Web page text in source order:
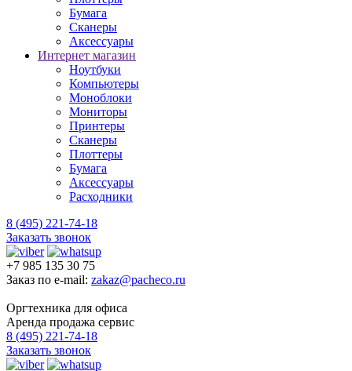
Бумага
Сканеры
Аксессуары
Интернет магазин
Ноутбуки
Компьютеры
Моноблоки
Мониторы
Принтеры
Сканеры
Плоттеры
Бумага
Аксессуары
Расходники
8 (495) 221-74-18
Заказать звонок
+7 985 135 30 75
Заказ по e-mail: zakaz@pacheco.ru
Оргтехника для офиса
Аренда продажа сервис
8 (495) 221-74-18
Заказать звонок